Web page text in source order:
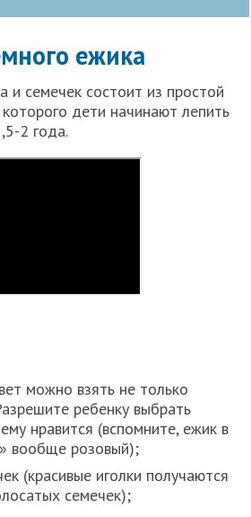
ежика
и семечек состоит из простой
дети начинают лепить
2 года.
можно взять не только
ребенку выбрать
нравится (вспомните, ежик в
вообще розовый);
(красивые иголки получаются
семечек);